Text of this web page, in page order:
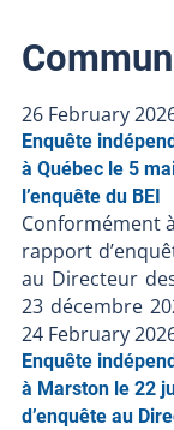
26 February
Enquête
à Québec le 5
l’enquête du BEI
Conformément
rapport
au Directeur
23 décembre
de ne pas
impliqués, et en
le dossier BEI-
étant terminées,
24 February
Enquête
à Marston le 22
d’enquête au